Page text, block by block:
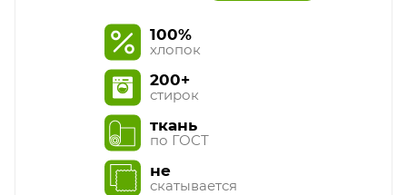
100%
хлопок
200+
стирок
ткань
по ГОСТ
не
скатывается